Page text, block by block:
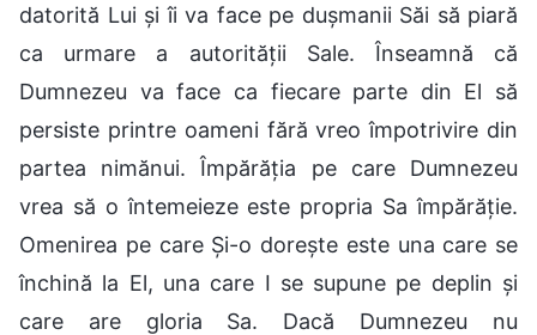
datorită Lui și îi va face pe dușmanii Săi să piară
ca urmare a autorității Sale. Înseamnă că
Dumnezeu va face ca fiecare parte din El să
persiste printre oameni fără vreo împotrivire din
partea nimănui. Împărăția pe care Dumnezeu
vrea să o întemeieze este propria Sa împărăție.
Omenirea pe care Și-o dorește este una care se
închină la El, una care I se supune pe deplin și
care are gloria Sa. Dacă Dumnezeu nu